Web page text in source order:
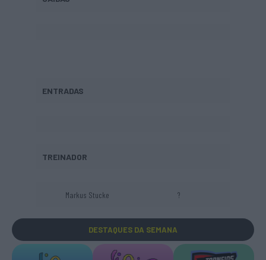
ENTRADAS
TREINADOR
Markus Stucke ?
DESTAQUES DA SEMANA